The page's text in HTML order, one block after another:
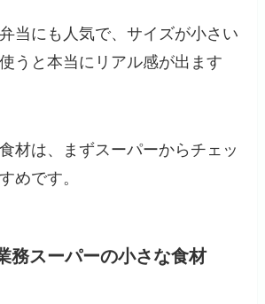
当にも人気で、サイズが小さい
うと本当にリアル感が出ます
材は、まずスーパーからチェッ
めです。
務スーパーの小さな食材